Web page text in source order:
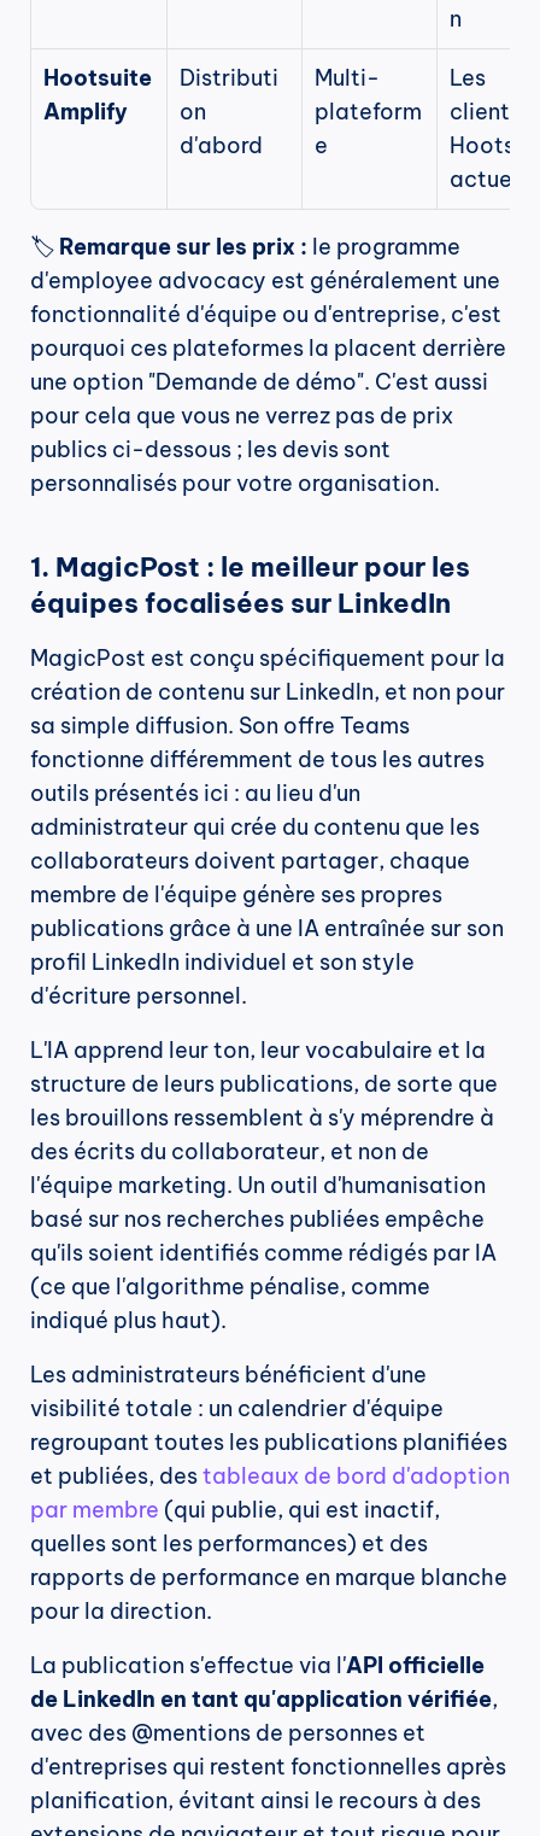
n
Hootsuite
Amplify
Distributi
on
d'abord
Multi-
plateform
e
Les
clients
actuels
🏷️ Remarque sur les prix : le programme
d'employee advocacy est généralement une
fonctionnalité d'équipe ou d'entreprise, c'est
pourquoi ces plateformes la placent derrière
une option "Demande de démo". C'est aussi
pour cela que vous ne verrez pas de prix
publics ci-dessous ; les devis sont
personnalisés pour votre organisation.
1. MagicPost : le meilleur pour les
équipes focalisées sur LinkedIn
MagicPost est conçu spécifiquement pour la
création de contenu sur LinkedIn, et non pour
sa simple diffusion. Son offre Teams
fonctionne différemment de tous les autres
outils présentés ici : au lieu d'un
administrateur qui crée du contenu que les
collaborateurs doivent partager, chaque
membre de l'équipe génère ses propres
publications grâce à une IA entraînée sur son
profil LinkedIn individuel et son style
d'écriture personnel.
L'IA apprend leur ton, leur vocabulaire et la
structure de leurs publications, de sorte que
les brouillons ressemblent à s'y méprendre à
des écrits du collaborateur, et non de
l'équipe marketing. Un outil d'humanisation
basé sur nos recherches publiées empêche
qu'ils soient identifiés comme rédigés par IA
(ce que l'algorithme pénalise, comme
indiqué plus haut).
Les administrateurs bénéficient d'une
visibilité totale : un calendrier d'équipe
regroupant toutes les publications planifiées
et publiées, des tableaux de bord d'adoption
par membre (qui publie, qui est inactif,
quelles sont les performances) et des
rapports de performance en marque blanche
pour la direction.
La publication s'effectue via l'API officielle
de LinkedIn en tant qu'application vérifiée,
avec des @mentions de personnes et
d'entreprises qui restent fonctionnelles après
planification, évitant ainsi le recours à des